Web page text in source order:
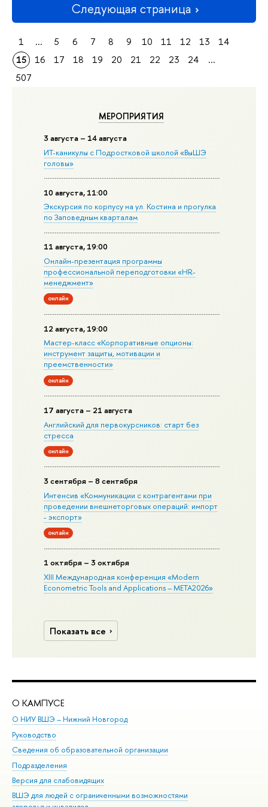
МЕРОПРИЯТИЯ
3 августа – 14 августа
ИТ-каникулы с Подростковой школой «ВыШЭ
головы»
10 августа, 11:00
Экскурсия по корпусу на ул. Костина и прогулка
по Заповедным кварталам
11 августа, 19:00
Онлайн-презентация программы
профессиональной переподготовки «HR-
менеджмент»
онлайн
12 августа, 19:00
Мастер-класс «Корпоративные опционы:
инструмент защиты, мотивации и
преемственности»
онлайн
17 августа – 21 августа
Английский для первокурсников: старт без
стресса
онлайн
3 сентября – 8 сентября
Интенсив «Коммуникации с контрагентами при
проведении внешнеторговых операций: импорт
- экспорт»
онлайн
1 октября – 3 октября
XIII Международная конференция «Modern
Econometric Tools and Applications – META2026»
Показать все
Следующая страница
1 ... 5 6 7 8 9 10 11 12 13
14
15
16 17 18 19 20 21 22 23 24
...
507
О КАМПУСЕ
О НИУ ВШЭ – Нижний Новгород
Руководство
Сведения об образовательной организации
Подразделения
Версия для слабовидящих
ВШЭ для людей с ограниченными возможностями